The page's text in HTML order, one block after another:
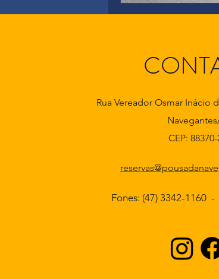
Rua Vereador Osmar Inácio
CEP:
Fones: (47) 3342-1160 -